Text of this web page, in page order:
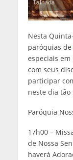
Talhada
Nesta
paróquias de
especiais em
com seus
participar
neste dia tão
Paróquia
17h00 –
de Nossa
haverá